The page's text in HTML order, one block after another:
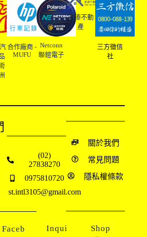
合作廠商 -
MUFU
Netconn
聯鎧電子
友溙不動
產
三方徵信
社
(02)
27838270
0975810720
st.intl3105@gmail.com
關於我們
常見問題
隱私權條款
Faceb Inqui Shop